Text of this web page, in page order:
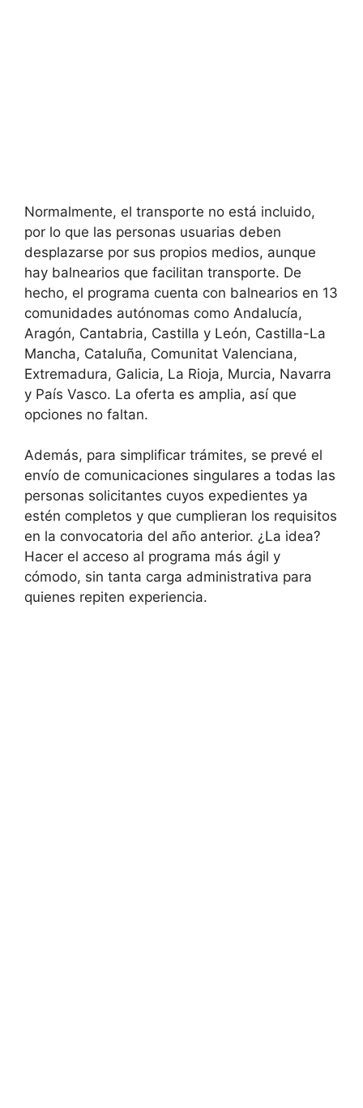
Normalmente, el transporte no está incluido,
por lo que las personas usuarias deben
desplazarse por sus propios medios, aunque
hay balnearios que facilitan transporte. De
hecho, el programa cuenta con balnearios en 13
comunidades autónomas como Andalucía,
Aragón, Cantabria, Castilla y León, Castilla-La
Mancha, Cataluña, Comunitat Valenciana,
Extremadura, Galicia, La Rioja, Murcia, Navarra
y País Vasco. La oferta es amplia, así que
opciones no faltan.
Además, para simplificar trámites, se prevé el
envío de comunicaciones singulares a todas las
personas solicitantes cuyos expedientes ya
estén completos y que cumplieran los requisitos
en la convocatoria del año anterior. ¿La idea?
Hacer el acceso al programa más ágil y
cómodo, sin tanta carga administrativa para
quienes repiten experiencia.